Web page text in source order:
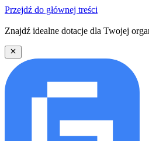
Przejdź do głównej treści
Znajdź idealne dotacje dla Twojej